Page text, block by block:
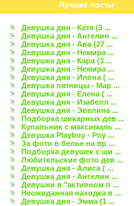
Лучшие посты
Девушка дня - Катя (3 ...
Девушка дня - Ангелин ...
Девушка дня - Ава (27 ...
Девушка дня - Немира ...
Девушка дня - Кара (3 ...
Девушка дня - Немира ...
Девушка дня - Илона ( ...
Девушка пятницы - Мар ...
Девушка дня - Елена ( ...
Девушка дня - Изабелл ...
Девушка дня - Эвелина ...
Подборка шикарных дев ...
Купальник с максималь ...
Девушка Playboy - Роу ...
За фото в белье на вр ...
Подборка девушек с ши ...
Любительские фото дев ...
Девушка дня - Алиса ( ...
Девушка дня - Ангелин ...
Девушки в "активном п ...
Неожиданная находка в ...
Девушка дня - Эмма (1 ...